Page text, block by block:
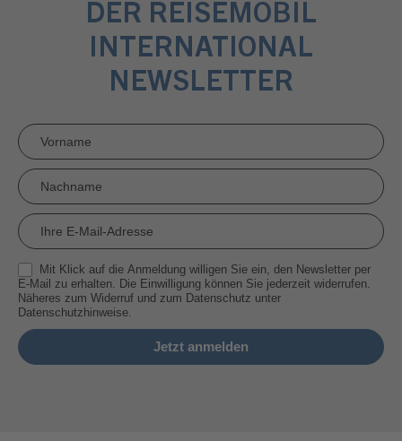
DER REISEMOBIL
INTERNATIONAL
NEWSLETTER
Newsletter
Anmeldung
RMI
Mit Klick auf die Anmeldung willigen Sie ein, den Newsletter per
E-Mail zu erhalten. Die Einwilligung können Sie jederzeit widerrufen.
Näheres zum Widerruf und zum Datenschutz unter
Datenschutzhinweise.